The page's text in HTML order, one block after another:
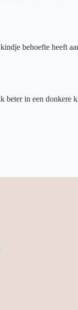
behoefte heeft
beter in een donkere